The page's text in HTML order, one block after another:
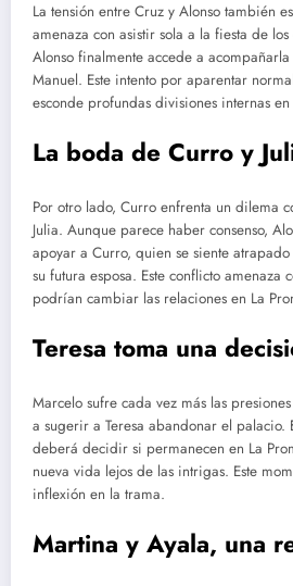
La tensión entre Cruz y Alonso también
amenaza con asistir sola a la fiesta de
Alonso finalmente accede a
Manuel. Este intento por aparentar
esconde profundas divisiones internas
La boda de Curro y
Por otro lado, Curro enfrenta un dilema
Julia. Aunque parece haber consenso,
apoyar a Curro, quien se siente
su futura esposa. Este conflicto amenaza
podrían cambiar las relaciones en La
Teresa toma una
Marcelo sufre cada vez más las
a sugerir a Teresa abandonar el palacio.
deberá decidir si permanecen en La
nueva vida lejos de las intrigas. Este
inflexión en la trama.
Martina y Ayala, una